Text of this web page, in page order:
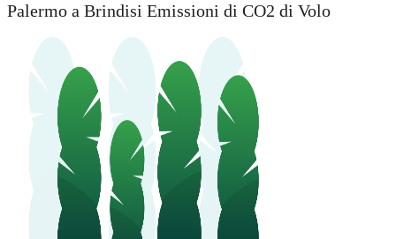
Palermo a Brindisi Emissioni di CO2 di Volo